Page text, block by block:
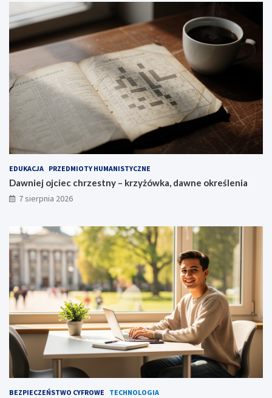
EDUKACJA PRZEDMIOTY HUMANISTYCZNE
Dawniej ojciec chrzestny – krzyżówka, dawne określenia
7 sierpnia 2026
BEZPIECZEŃSTWO CYFROWE TECHNOLOGIA